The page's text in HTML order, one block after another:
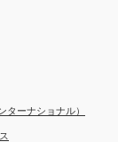
ターナショナル）